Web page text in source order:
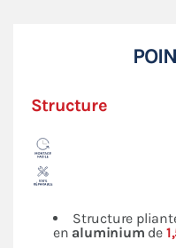
Structure
Structure
en aluminium de